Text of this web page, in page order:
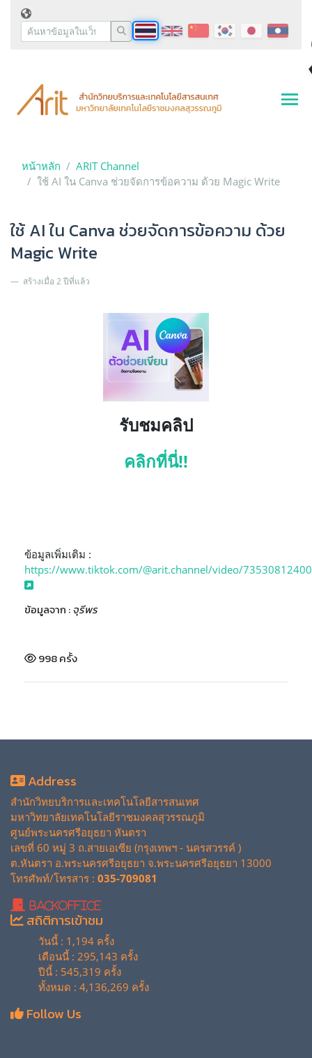
หน้าหลัก
ARIT Channel
ใช้ AI ใน Canva ช่วยจัดการข้อความ ด้วย Magic Write
ใช้ AI ใน Canva ช่วยจัดการข้อความ ด้วย
Magic Write
สร้างเมื่อ 2 ปีที่แล้ว
รับชมคลิป
คลิกที่นี่!!
ข้อมูลเพิ่มเติม :
https://www.tiktok.com/@arit.channel/video/
ข้อมูลจาก :จุรีพร
998 ครั้ง
Address
สำนักวิทยบริการและเทคโนโลยีสารสนเทศ
มหาวิทยาลัยเทคโนโลยีราชมงคลสุวรรณภูมิ
ศูนย์พระนครศรีอยุธยา หันตรา
เลขที่ 60 หมู่ 3 ถ.สายเอเซีย (กรุงเทพฯ - นครสวรรค์ )
ต.หันตรา อ.พระนครศรีอยุธยา จ.พระนครศรีอยุธยา 13000
โทรศัพท์/โทรสาร : 035-709081
BackOffice
สถิติการเข้าชม
วันนี้ : 1,194 ครั้ง
เดือนนี้ : 295,143 ครั้ง
ปีนี้ : 545,319 ครั้ง
ทั้งหมด : 4,136,269 ครั้ง
Follow Us